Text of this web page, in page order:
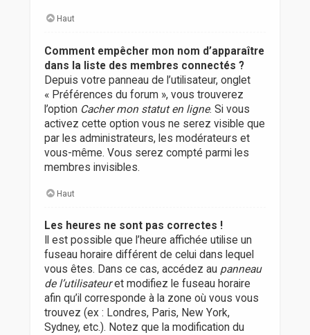
Haut
Comment empêcher mon nom d’apparaître
dans la liste des membres connectés ?
Depuis votre panneau de l’utilisateur, onglet
« Préférences du forum », vous trouverez
l’option Cacher mon statut en ligne. Si vous
activez cette option vous ne serez visible que
par les administrateurs, les modérateurs et
vous-même. Vous serez compté parmi les
membres invisibles.
Haut
Les heures ne sont pas correctes !
Il est possible que l’heure affichée utilise un
fuseau horaire différent de celui dans lequel
vous êtes. Dans ce cas, accédez au panneau
de l’utilisateuret modifiez le fuseau horaire
afin qu’il corresponde à la zone où vous vous
trouvez (ex : Londres, Paris, New York,
Sydney, etc.). Notez que la modification du